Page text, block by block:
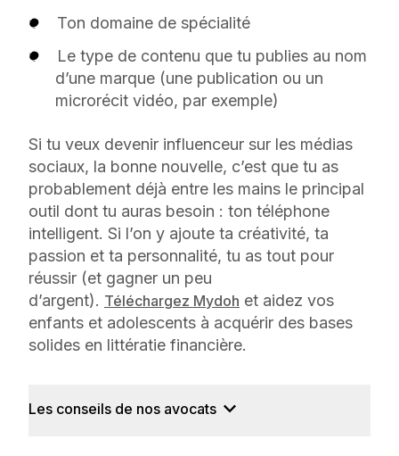
Ton domaine de spécialité
Le type de contenu que tu publies au nom
d’une marque (une publication ou un
microrécit vidéo, par exemple)
Si tu veux devenir influenceur sur les médias
sociaux, la bonne nouvelle, c’est que tu as
probablement déjà entre les mains le principal
outil dont tu auras besoin : ton téléphone
intelligent. Si l’on y ajoute ta créativité, ta
passion et ta personnalité, tu as tout pour
réussir (et gagner un peu
d’argent). Téléchargez Mydoh et aidez vos
enfants et adolescents à acquérir des bases
solides en littératie financière.
Les conseils de nos avocats